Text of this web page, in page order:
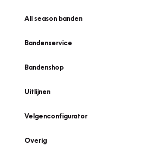
All season banden
Bandenservice
Bandenshop
Uitlijnen
Velgenconfigurator
Overig